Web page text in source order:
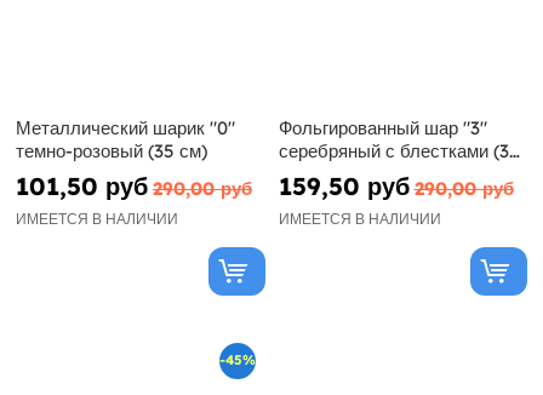
Металлический шарик "0"
темно-розовый (35 см)
101,50 руб 290,00 руб
ИМЕЕТСЯ В НАЛИЧИИ
Фольгированный шар "3"
серебряный с блестками (35
см)
159,50 руб 290,00 руб
ИМЕЕТСЯ В НАЛИЧИИ
-45%